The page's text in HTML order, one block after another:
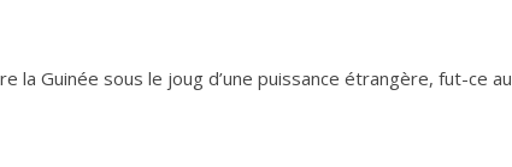
Guinée sous le joug d’une puissance étrangère, fut-ce au